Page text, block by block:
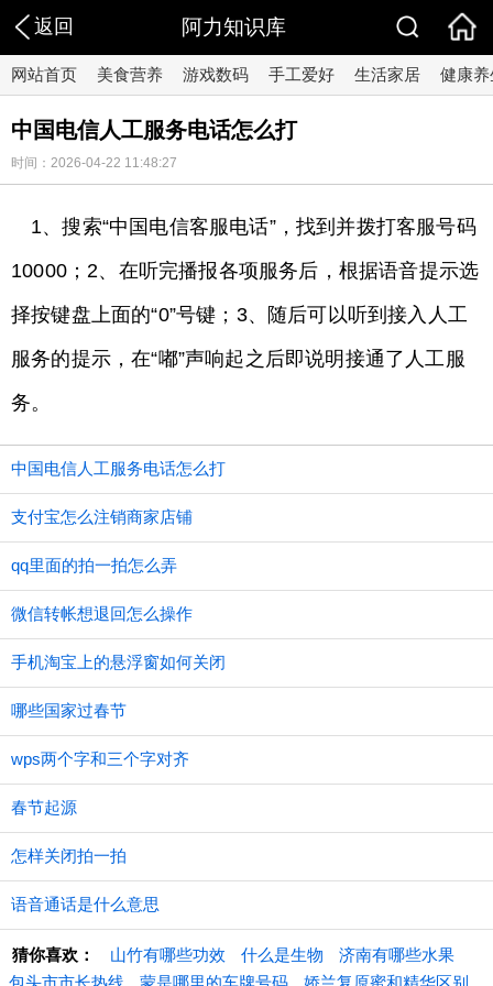
返回 阿力知识库
网站首页 美食营养 游戏数码 手工爱好 生活家居 健康养
中国电信人工服务电话怎么打
时间：2026-04-22 11:48:27
1、搜索“中国电信客服电话”，找到并拨打客服号码
10000；2、在听完播报各项服务后，根据语音提示选
择按键盘上面的“0”号键；3、随后可以听到接入人工
服务的提示，在“嘟”声响起之后即说明接通了人工服
务。
中国电信人工服务电话怎么打
支付宝怎么注销商家店铺
qq里面的拍一拍怎么弄
微信转帐想退回怎么操作
手机淘宝上的悬浮窗如何关闭
哪些国家过春节
wps两个字和三个字对齐
春节起源
怎样关闭拍一拍
语音通话是什么意思
猜你喜欢： 山竹有哪些功效 什么是生物
济南有哪些水果
包头市市长热线
蒙是哪里的车牌号码 娇兰复原蜜和精华区别